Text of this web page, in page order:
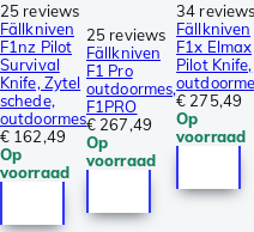
25 reviews
Fällkniven
F1nz Pilot
Survival
Knife, Zytel
schede,
outdoormes
€ 162,49
Op
voorraad
25 reviews
Fällkniven
F1 Pro
outdoormes,
F1PRO
€ 267,49
Op
voorraad
34 reviews
Fällkniven
F1x Elmax
Pilot Knife,
€ 275,49
Op
voorraad